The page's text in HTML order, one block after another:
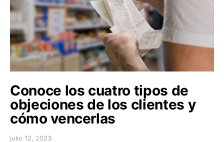
Conoce los cuatro tipos de
objeciones de los clientes y
cómo vencerlas
julio 12, 2023